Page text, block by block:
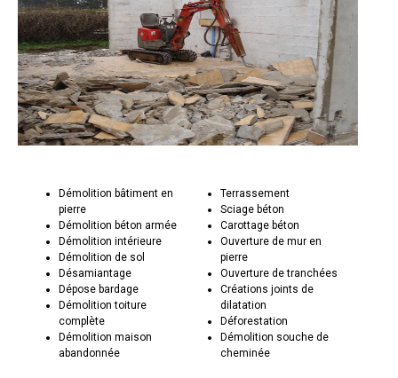
Démolition bâtiment en
pierre
Démolition béton armée
Démolition intérieure
Démolition de sol
Désamiantage
Dépose bardage
Démolition toiture
complète
Démolition maison
abandonnée
Terrassement
Sciage béton
Carottage béton
Ouverture de mur en
pierre
Ouverture de tranchées
Créations joints de
dilatation
Déforestation
Démolition souche de
cheminée